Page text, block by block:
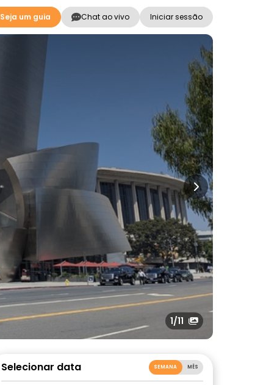
Seja um guia Chat ao vivo Iniciar sessão
1/11
Selecionar data SEMANA MÊS